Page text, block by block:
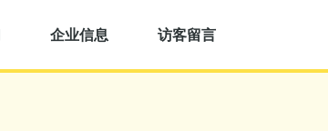
企业信息 访客留言